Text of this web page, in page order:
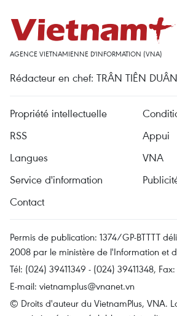
AGENCE VIETNAMIENNE D'INFORMATION (VNA)
Rédacteur en chef: TRÂN TIÊN DUÂN
Propriété intellectuelle
RSS
Appui
Langues
VNA
Service d'information
Contact
Permis de publication: 1374/GP-BTTTT
2008 par le ministère de l'Information et
Tél: (024) 39411349 - (024) 39411348,
E-mail: vietnamplus@vnanet.vn
© Droits d'auteur du VietnamPlus, VNA.